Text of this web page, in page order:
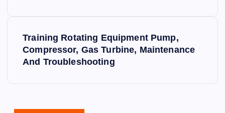
Training Rotating Equipment Pump,
Compressor, Gas Turbine, Maintenance
And Troubleshooting